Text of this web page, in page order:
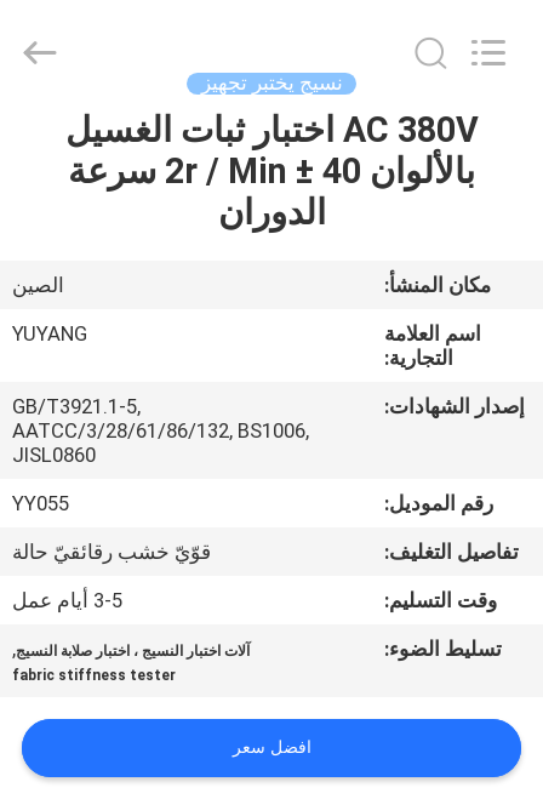
مسكن
عرض
الواقع
الافتراضي
جولة
المعمل
اتصل
بنا
INSTRUMENT
نسيج يختبر تجهيز
AC 380V اختبار ثبات الغسيل
بالألوان 40 ± 2r / Min سرعة
الدوران
مكان المنشأ:
الصين
اسم العلامة
التجارية:
YUYANG
إصدار الشهادات:
GB/T3921.1-5,
AATCC/3/28/61/86/132, BS1006,
JISL0860
رقم الموديل:
YY055
تفاصيل التغليف:
قوّيّ خشب رقائقيّ حالة
وقت التسليم:
3-5 أيام عمل
تسليط الضوء:
آلات اختبار النسيج ، اختبار صلابة النسيج,
fabric stiffness tester
افضل سعر